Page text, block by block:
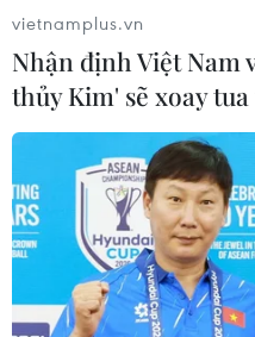
TIN LIÊN QUAN
vietnamplus.vn
Nhận định Việt Nam
thủy Kim' sẽ xoay